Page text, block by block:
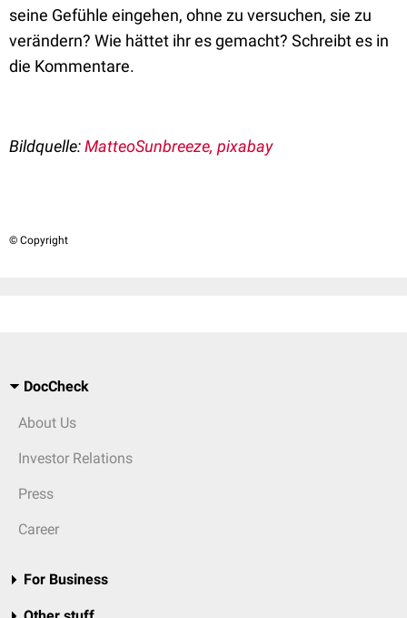
seine Gefühle eingehen, ohne zu versuchen, sie zu
verändern? Wie hättet ihr es gemacht? Schreibt es in
die Kommentare.
Bildquelle:MatteoSunbreeze, pixabay
© Copyright
DocCheck
About Us
Investor Relations
Press
Career
For Business